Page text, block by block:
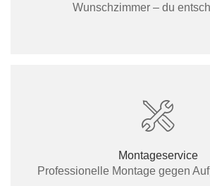
Wunschzimmer – du
Montageservice
Professionelle Montage gegen